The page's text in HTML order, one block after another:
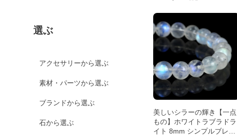
選ぶ
アクセサリーから選ぶ
素材・パーツから選ぶ
ブランドから選ぶ
石から選ぶ
美しいシラーの輝き【一点
もの】ホワイトラブラドラ
イト 8mm シンプルブレス